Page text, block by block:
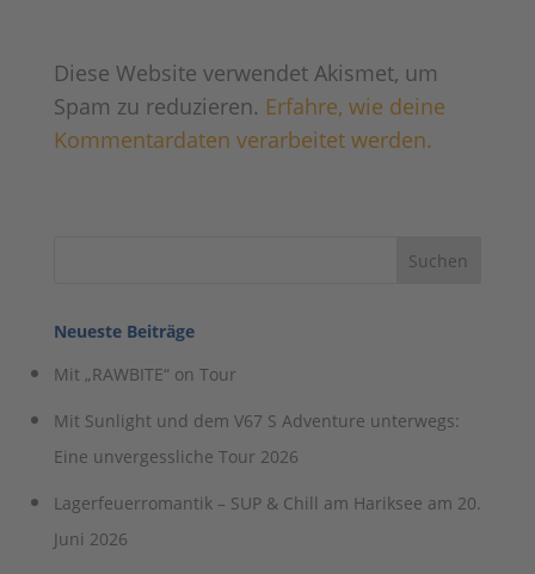
Diese Website verwendet Akismet, um
Spam zu reduzieren. Erfahre, wie deine
Kommentardaten verarbeitet werden.
Neueste Beiträge
Mit „RAWBITE“ on Tour
Mit Sunlight und dem V67 S Adventure unterwegs:
Eine unvergessliche Tour 2026
Lagerfeuerromantik – SUP & Chill am Hariksee am 20.
Juni 2026